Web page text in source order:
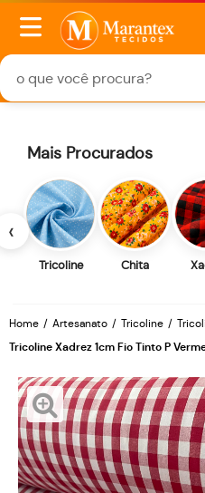
‹
Mais Procurados
Tricoline Chita
Home Artesanato Tricoline
Tricoline Xadrez 1cm Fio Tinto P